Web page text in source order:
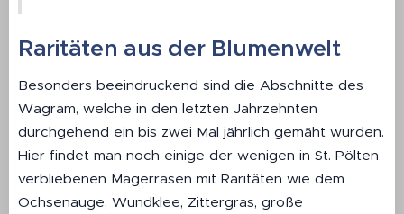
Raritäten aus der Blumenwelt
Besonders beeindruckend sind die Abschnitte des
Wagram, welche in den letzten Jahrzehnten
durchgehend ein bis zwei Mal jährlich gemäht wurden.
Hier findet man noch einige der wenigen in St. Pölten
verbliebenen Magerrasen mit Raritäten wie dem
Ochsenauge, Wundklee, Zittergras, große